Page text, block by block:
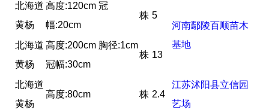
北海道
黄杨
高度:120cm 冠
幅:20cm
株 5
河南鄢陵百顺苗木
基地
北海道
黄杨
高度:200cm 胸径:1cm
冠幅:30cm
株 13
北海道
黄杨
高度:80cm 株 2.4
江苏沭阳县立信园
艺场